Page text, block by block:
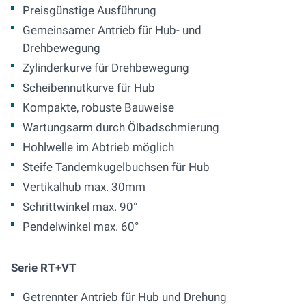
Preisgünstige Ausführung
Gemeinsamer Antrieb für Hub- und
Drehbewegung
Zylinderkurve für Drehbewegung
Scheibennutkurve für Hub
Kompakte, robuste Bauweise
Wartungsarm durch Ölbadschmierung
Hohlwelle im Abtrieb möglich
Steife Tandemkugelbuchsen für Hub
Vertikalhub max. 30mm
Schrittwinkel max. 90°
Pendelwinkel max. 60°
Serie RT+VT
Getrennter Antrieb für Hub und Drehung